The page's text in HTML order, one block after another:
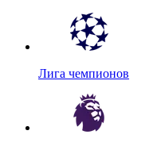
Лига чемпионов